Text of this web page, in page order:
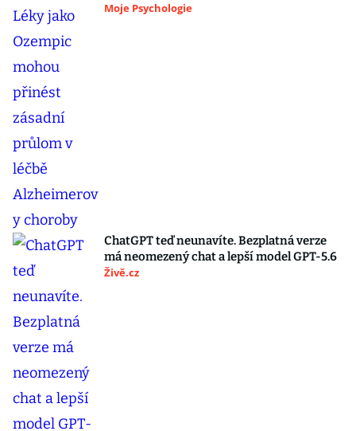
Moje Psychologie
ChatGPT teď neunavíte. Bezplatná verze
má neomezený chat a lepší model GPT-5.6
Živě.cz